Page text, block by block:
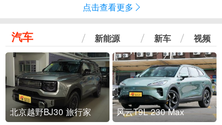
点击查看更多
汽车 新能源 新车 视频
北京越野BJ30 旅行家 风云T9L 230 Max